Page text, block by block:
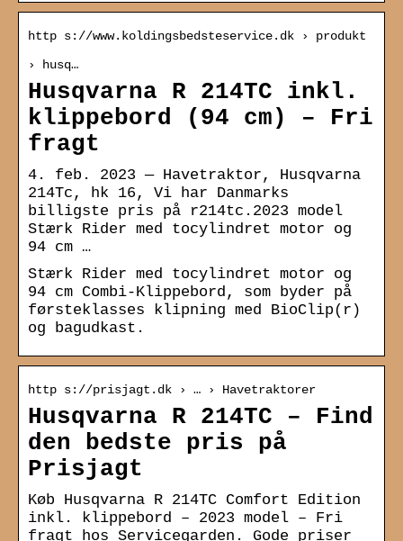
http s://www.koldingsbedsteservice.dk › produkt
› husq…
Husqvarna R 214TC inkl.
klippebord (94 cm) – Fri
fragt
4. feb. 2023 — Havetraktor, Husqvarna
214Tc, hk 16, Vi har Danmarks
billigste pris på r214tc.2023 model
Stærk Rider med tocylindret motor og
94 cm …
Stærk Rider med tocylindret motor og
94 cm Combi-Klippebord, som byder på
førsteklasses klipning med BioClip(r)
og bagudkast.
http s://prisjagt.dk › … › Havetraktorer
Husqvarna R 214TC – Find
den bedste pris på
Prisjagt
Køb Husqvarna R 214TC Comfort Edition
inkl. klippebord – 2023 model – Fri
fragt hos Servicegarden. Gode priser